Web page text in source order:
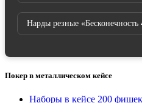
Нарды резные «Бесконечность
Покер в металлическом кейсе
Наборы в кейсе 200 фишек